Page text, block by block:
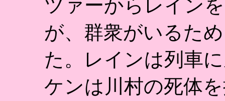
ツァーからレイン
が、群衆がいるた
た。レインは列車
ケンは川村の死体